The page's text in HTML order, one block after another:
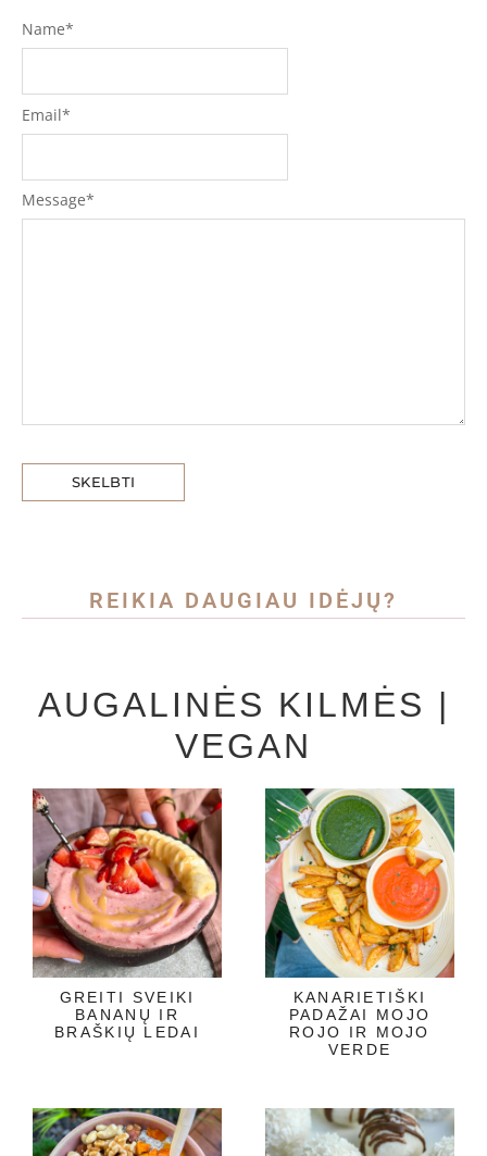
Message*
Name*
Email*
REIKIA DAUGIAU IDĖJŲ?
AUGALINĖS KILMĖS |
VEGAN
GREITI SVEIKI
BANANŲ IR
BRAŠKIŲ LEDAI
KANARIETIŠKI
PADAŽAI MOJO
ROJO IR MOJO
VERDE